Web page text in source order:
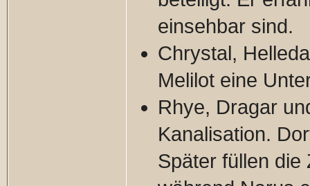
einsehbar sind.
Chrystal,
Melilot eine
Rhye, Dragar
Kanalisation.
Später füllen die